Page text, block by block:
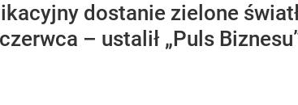
dostanie zielone
– ustalił „Puls